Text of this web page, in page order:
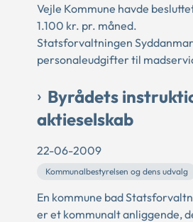
Vejle Kommune havde
1.100 kr. pr. måned.
Statsforvaltningen
personaleudgifter til
Byrådets
aktieselskab
22-06-2009
Kommunalbestyrelsen og dens udvalg
En kommune bad
er et kommunalt anliggende,